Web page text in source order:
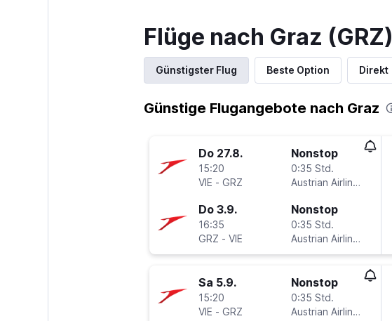
Flüge nach Graz (GRZ)
Günstigster Flug Beste Option Direkt
Günstige Flugangebote nach Graz
Do 27.8.
15:20
VIE - GRZ
Nonstop
0:35 Std.
Austrian Airlines
Do 3.9.
16:35
GRZ - VIE
Nonstop
0:35 Std.
Austrian Airlines
Sa 5.9.
15:20
VIE - GRZ
Nonstop
0:35 Std.
Austrian Airlines